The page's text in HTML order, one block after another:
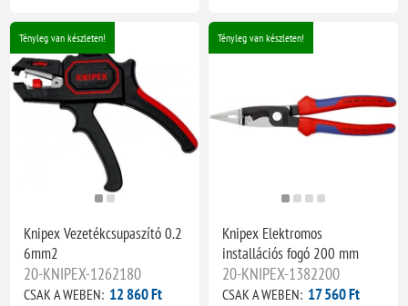
Tényleg van készleten!
Knipex Vezetékcsupaszító 0.2
6mm2
20-KNIPEX-1262180
CSAK A WEBEN: 12 860 Ft
Tényleg van készleten!
Knipex Elektromos
installációs fogó 200 mm
20-KNIPEX-1382200
CSAK A WEBEN: 17 560 Ft